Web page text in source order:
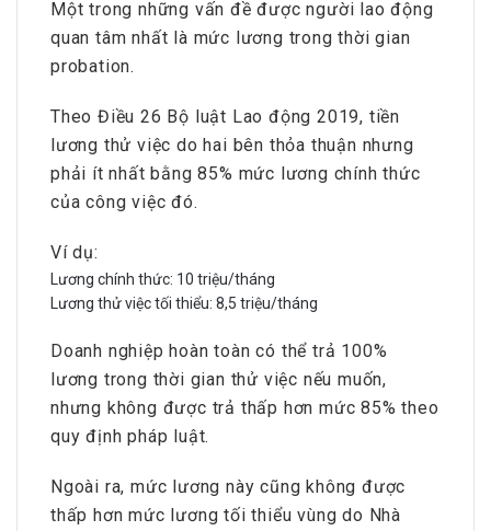
Một trong những vấn đề được người lao động
quan tâm nhất là mức lương trong thời gian
probation.
Theo Điều 26 Bộ luật Lao động 2019, tiền
lương thử việc do hai bên thỏa thuận nhưng
phải ít nhất bằng 85% mức lương chính thức
của công việc đó.
Ví dụ:
Lương chính thức: 10 triệu/tháng
Lương thử việc tối thiểu: 8,5 triệu/tháng
Doanh nghiệp hoàn toàn có thể trả 100%
lương trong thời gian thử việc nếu muốn,
nhưng không được trả thấp hơn mức 85% theo
quy định pháp luật.
Ngoài ra, mức lương này cũng không được
thấp hơn mức lương tối thiểu vùng do Nhà